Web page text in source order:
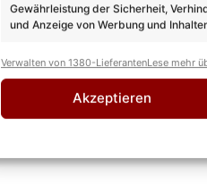
Gewährleistung der Sicherheit,
und Anzeige von Werbung und
Verwalten von 1380-LieferantenLese mehr
Akzeptieren